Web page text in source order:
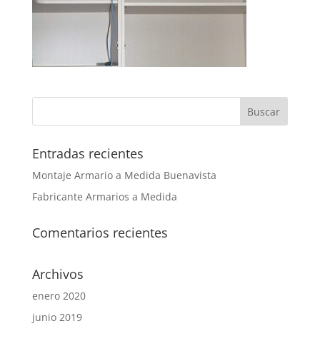
Entradas recientes
Montaje Armario a Medida Buenavista
Fabricante Armarios a Medida
Comentarios recientes
Archivos
enero 2020
junio 2019